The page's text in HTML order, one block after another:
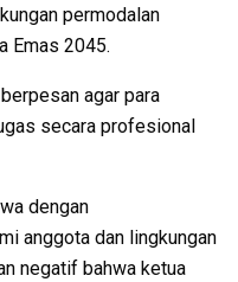
permodalan
Emas 2045.
agar para
secara profesional
dengan
anggota dan lingkungan
negatif bahwa ketua